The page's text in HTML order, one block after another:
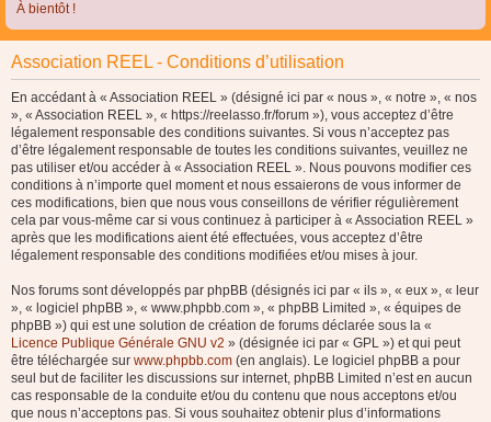
À bientôt !
Association REEL - Conditions d’utilisation
En accédant à « Association REEL » (désigné ici par « nous », « notre », « nos
», « Association REEL », « https://reelasso.fr/forum »), vous acceptez d’être
légalement responsable des conditions suivantes. Si vous n’acceptez pas
d’être légalement responsable de toutes les conditions suivantes, veuillez ne
pas utiliser et/ou accéder à « Association REEL ». Nous pouvons modifier ces
conditions à n’importe quel moment et nous essaierons de vous informer de
ces modifications, bien que nous vous conseillons de vérifier régulièrement
cela par vous-même car si vous continuez à participer à « Association REEL »
après que les modifications aient été effectuées, vous acceptez d’être
légalement responsable des conditions modifiées et/ou mises à jour.
Nos forums sont développés par phpBB (désignés ici par « ils », « eux », « leur
», « logiciel phpBB », « www.phpbb.com », « phpBB Limited », « équipes de
phpBB ») qui est une solution de création de forums déclarée sous la «
Licence Publique Générale GNU v2 » (désignée ici par « GPL ») et qui peut
être téléchargée sur www.phpbb.com (en anglais). Le logiciel phpBB a pour
seul but de faciliter les discussions sur internet, phpBB Limited n’est en aucun
cas responsable de la conduite et/ou du contenu que nous acceptons et/ou
que nous n’acceptons pas. Si vous souhaitez obtenir plus d’informations